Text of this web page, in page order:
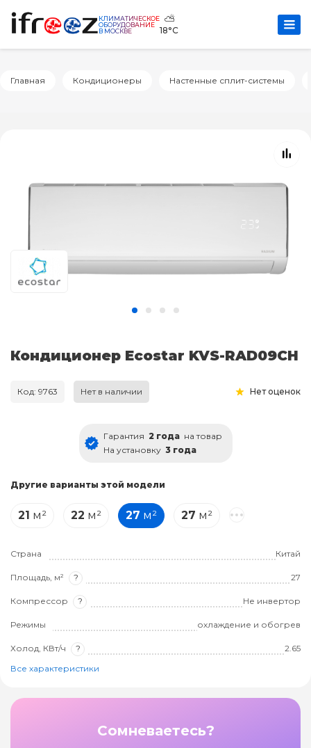
КЛИМАТИЧЕСКОЕ
ОБОРУДОВАНИЕ
В МОСКВЕ
⛅
18°C
Главная Кондиционеры Настенные сплит-системы
Кондиционер Ecostar KVS-RAD09CH
Код: 9763 Нет в наличии Нет оценок
Гарантия 2 года на товар
На установку 3 года
Другие варианты этой модели
21 м² 22 м² 27 м² 27 м²
Страна Китай
Площадь, м² ? 27
Компрессор ? Не инвертор
Режимы охлаждение и обогрев
Холод, КВт/ч ?
2.65
Все характеристики
Сомневаетесь?